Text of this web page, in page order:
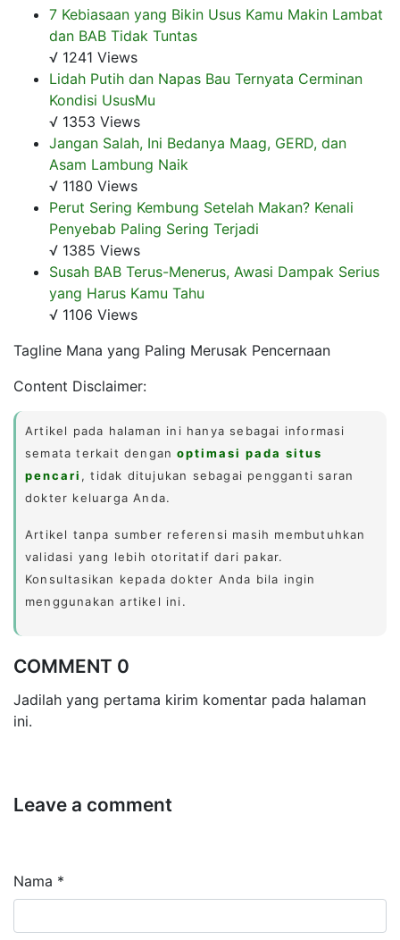
7 Kebiasaan yang Bikin Usus Kamu Makin Lambat
dan BAB Tidak Tuntas
√ 1241 Views
Lidah Putih dan Napas Bau Ternyata Cerminan
Kondisi UsusMu
√ 1353 Views
Jangan Salah, Ini Bedanya Maag, GERD, dan
Asam Lambung Naik
√ 1180 Views
Perut Sering Kembung Setelah Makan? Kenali
Penyebab Paling Sering Terjadi
√ 1385 Views
Susah BAB Terus-Menerus, Awasi Dampak Serius
yang Harus Kamu Tahu
√ 1106 Views
Tagline Mana yang Paling Merusak Pencernaan
Content Disclaimer:
Artikel pada halaman ini hanya sebagai informasi
semata terkait denganoptimasi pada situs
pencari , tidak ditujukan sebagai pengganti saran
dokter keluarga Anda.
Artikel tanpa sumber referensi masih membutuhkan
validasi yang lebih otoritatif dari pakar.
Konsultasikan kepada dokter Anda bila ingin
menggunakan artikel ini.
COMMENT 0
Jadilah yang pertama kirim komentar pada halaman
ini.
Leave a comment
Nama *